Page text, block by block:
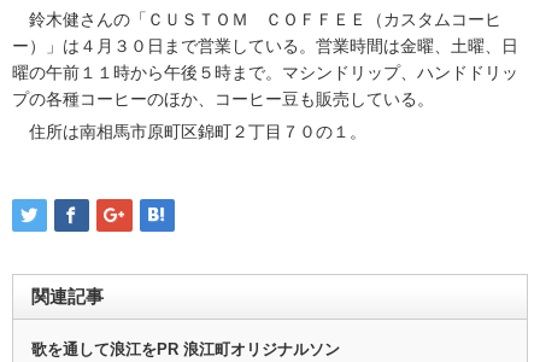
鈴木健さんの「ＣＵＳＴＯＭ ＣＯＦＦＥＥ（カスタムコーヒ
ー）」は４月３０日まで営業している。営業時間は金曜、土曜、日
曜の午前１１時から午後５時まで。マシンドリップ、ハンドドリッ
プの各種コーヒーのほか、コーヒー豆も販売している。
住所は南相馬市原町区錦町２丁目７０の１。
関連記事
歌を通して浪江をPR 浪江町オリジナルソン